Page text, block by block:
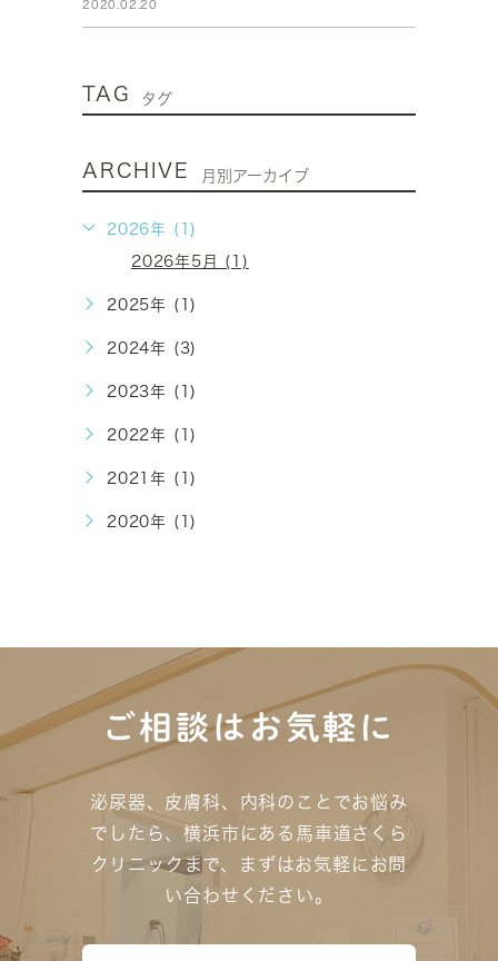
2020.02.20
TAG タグ
ARCHIVE 月別アーカイブ
2026年 (1)
2026年5月 (1)
2025年 (1)
2024年 (3)
2023年 (1)
2022年 (1)
2021年 (1)
2020年 (1)
ご相談はお気軽に
泌尿器、皮膚科、内科のことでお悩み
でしたら、横浜市にある馬車道さくら
クリニックまで、
まずはお気軽にお問
い合わせください。